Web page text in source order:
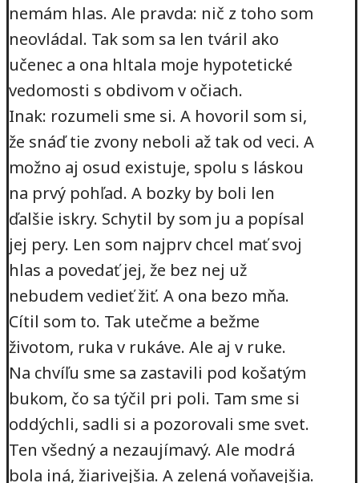
nemám hlas. Ale pravda: nič z toho som
neovládal. Tak som sa len tváril ako
učenec a ona hltala moje hypotetické
vedomosti s obdivom v očiach.
Inak: rozumeli sme si. A hovoril som si,
že snáď tie zvony neboli až tak od veci. A
možno aj osud existuje, spolu s láskou
na prvý pohľad. A bozky by boli len
ďalšie iskry. Schytil by som ju a popísal
jej pery. Len som najprv chcel mať svoj
hlas a povedať jej, že bez nej už
nebudem vedieť žiť. A ona bezo mňa.
Cítil som to. Tak utečme a bežme
životom, ruka v rukáve. Ale aj v ruke.
Na chvíľu sme sa zastavili pod košatým
bukom, čo sa týčil pri poli. Tam sme si
oddýchli, sadli si a pozorovali sme svet.
Ten všedný a nezaujímavý. Ale modrá
bola iná, žiarivejšia. A zelená voňavejšia.